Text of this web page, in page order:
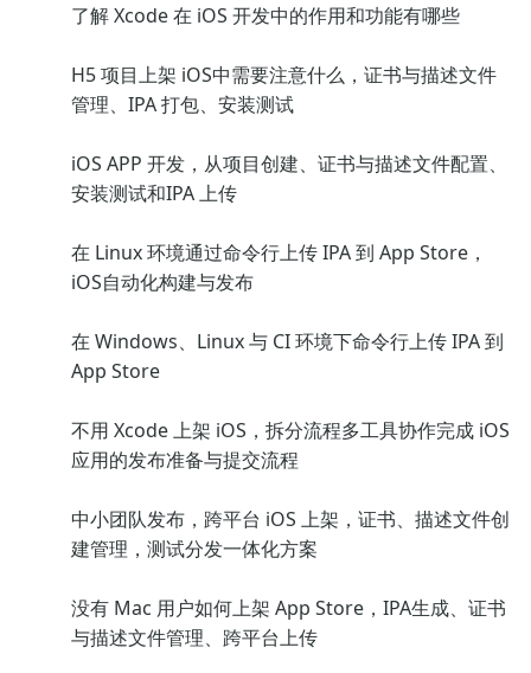
了解 Xcode 在 iOS 开发中的作用和功能有哪些
H5 项目上架 iOS中需要注意什么，证书与描述文件
管理、IPA 打包、安装测试
iOS APP 开发，从项目创建、证书与描述文件配置、
安装测试和IPA 上传
在 Linux 环境通过命令行上传 IPA 到 App Store，
iOS自动化构建与发布
在 Windows、Linux 与 CI 环境下命令行上传 IPA 到
App Store
不用 Xcode 上架 iOS，拆分流程多工具协作完成 iOS
应用的发布准备与提交流程
中小团队发布，跨平台 iOS 上架，证书、描述文件创
建管理，测试分发一体化方案
没有 Mac 用户如何上架 App Store，IPA生成、证书
与描述文件管理、跨平台上传